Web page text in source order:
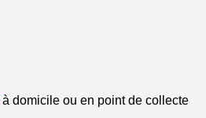
à domicile ou en point de collecte